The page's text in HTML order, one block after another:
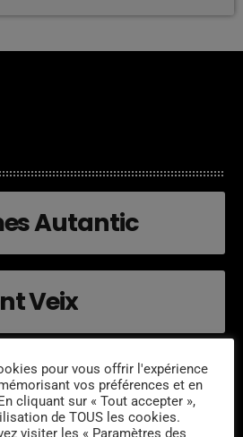
Autantic
Veix
pour vous offrir l'expérience
vos préférences et en
cliquant sur « Tout accepter »,
de TOUS les cookies.
visiter les « Paramètres des